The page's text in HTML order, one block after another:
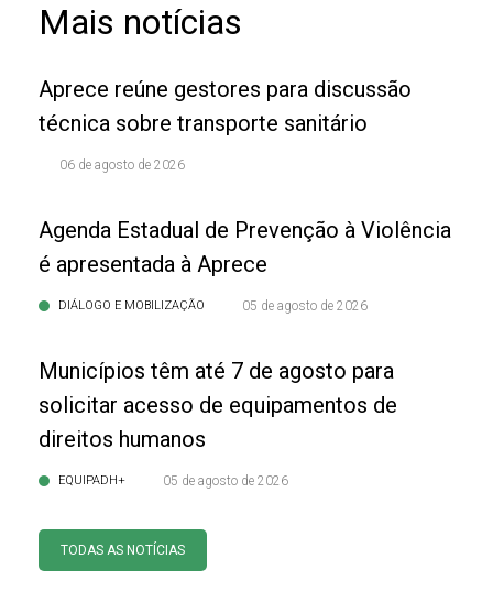
Mais notícias
Aprece reúne gestores para discussão
técnica sobre transporte sanitário
06 de agosto de 2026
Agenda Estadual de Prevenção à Violência
é apresentada à Aprece
DIÁLOGO E MOBILIZAÇÃO 05 de agosto de 2026
Municípios têm até 7 de agosto para
solicitar acesso de equipamentos de
direitos humanos
EQUIPADH+ 05 de agosto de 2026
TODAS AS NOTÍCIAS